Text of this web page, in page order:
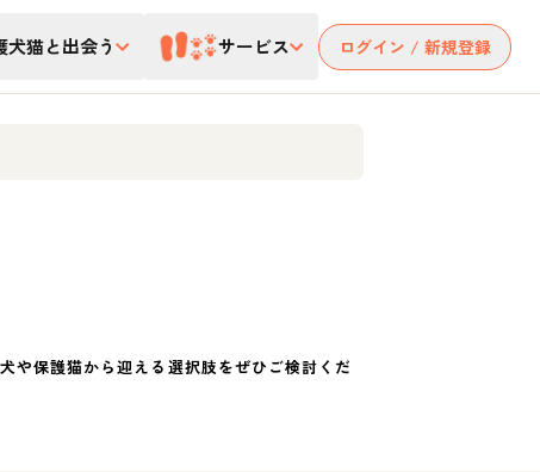
犬猫と出会う サービス ログイン / 新規登録
や保護猫から迎える選択肢をぜひご検討くだ